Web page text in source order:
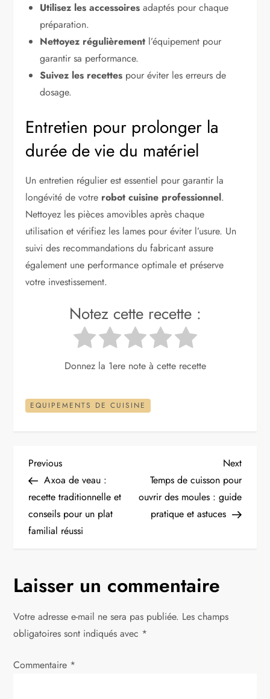
Utilisez les accessoires adaptés pour chaque
préparation.
Nettoyez régulièrement l’équipement pour
garantir sa performance.
Suivez les recettes pour éviter les erreurs de
dosage.
Entretien pour prolonger la
durée de vie du matériel
Un entretien régulier est essentiel pour garantir la
longévité de votre robot cuisine professionnel.
Nettoyez les pièces amovibles après chaque
utilisation et vérifiez les lames pour éviter l’usure. Un
suivi des recommandations du fabricant assure
également une performance optimale et préserve
votre investissement.
Notez cette recette :
Donnez la 1ere note à cette recette
EQUIPEMENTS DE CUISINE
N
a
v
g
a
t
i
Previous
Post
Previous
Axoa de veau :
recette traditionnelle et
conseils pour un plat
familial réussi
Next
Post
Next
Temps de cuisson pour
ouvrir des moules : guide
pratique et astuces
Laisser un commentaire
Votre adresse e-mail ne sera pas publiée. Les champs
obligatoires sont indiqués avec *
Commentaire *